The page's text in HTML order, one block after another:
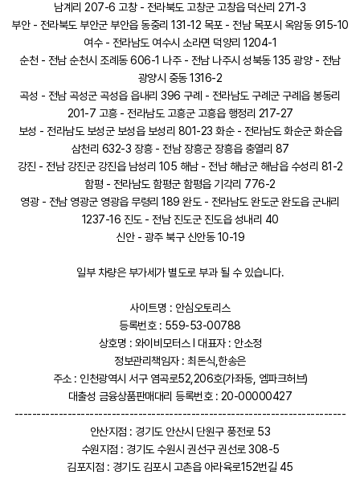
남계리 207-6 고창 - 전라북도 고창군 고창읍 덕산리 271-3
부안 - 전라북도 부안군 부안읍 동중리 131-12 목포 - 전남 목포시 옥암동 915-10
여수 - 전라남도 여수시 소라면 덕양리 1204-1
순천 - 전남 순천시 조례동 606-1 나주 - 전남 나주시 성북동 135 광양 - 전남
광양시 중동 1316-2
곡성 - 전남 곡성군 곡성읍 읍내리 396 구례 - 전라남도 구례군 구례읍 봉동리
201-7 고흥 - 전라남도 고흥군 고흥읍 행정리 217-27
보성 - 전라남도 보성군 보성읍 보성리 801-23 화순 - 전라남도 화순군 화순읍
삼천리 632-3 장흥 - 전남 장흥군 장흥읍 충열리 87
강진 - 전남 강진군 강진읍 남성리 105 해남 - 전남 해남군 해남읍 수성리 81-2
함평 - 전라남도 함평군 함평읍 기각리 776-2
영광 - 전남 영광군 영광읍 무령리 189 완도 - 전라남도 완도군 완도읍 군내리
1237-16 진도 - 전남 진도군 진도읍 성내리 40
신안 - 광주 북구 신안동 10-19
일부 차량은 부가세가 별도로 부과 될 수 있습니다.
사이트명 : 안심오토리스
등록번호 : 559-53-00788
상호명 : 와이비모터스 l 대표자 : 안소정
정보관리책임자 : 최돈식,한송은
주소 : 인천광역시 서구 염곡로52,206호(가좌동, 엠파크허브)
대출성 금융상품판매대리 등록번호 : 20-00000427
---------------------------------------------------------------------------
안산지점 : 경기도 안산시 단원구 풍전로 53
수원지점 : 경기도 수원시 권선구 권선로 308-5
김포지점 : 경기도 김포시 고촌읍 아라육로152번길 45